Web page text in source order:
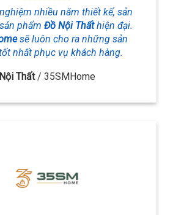
nhiều năm thiết kế, sản
phẩm Đồ Nội Thấthiện đại.
sẽ luôn cho ra những sản
nhất phục vụ khách hàng.
Nội Thất / 35SMHome